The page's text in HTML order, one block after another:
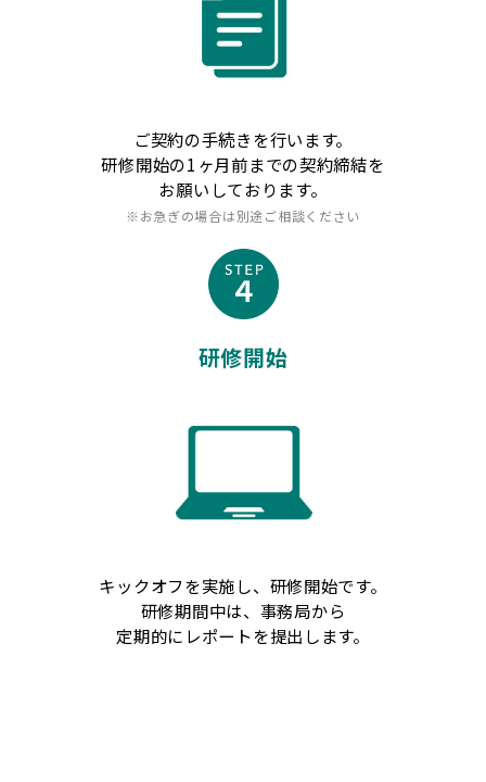
ご契約の手続きを行います。
研修開始の1ヶ月前までの契約締結を
お願いしております。
※お急ぎの場合は別途ご相談ください
研修開始
キックオフを実施し、研修開始です。
研修期間中は、事務局から
定期的にレポートを提出します。